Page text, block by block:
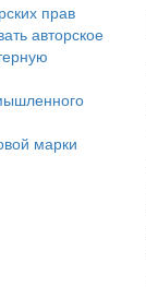
прав
авторское
марки